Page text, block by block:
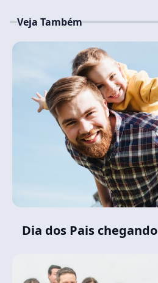
Veja Também
Dia dos Pais chegando